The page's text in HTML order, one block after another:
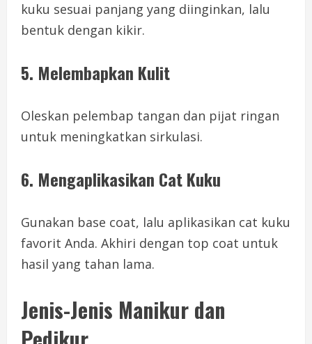
kuku sesuai panjang yang diinginkan, lalu
bentuk dengan kikir.
5. Melembapkan Kulit
Oleskan pelembap tangan dan pijat ringan
untuk meningkatkan sirkulasi.
6. Mengaplikasikan Cat Kuku
Gunakan base coat, lalu aplikasikan cat kuku
favorit Anda. Akhiri dengan top coat untuk
hasil yang tahan lama.
Jenis-Jenis Manikur dan